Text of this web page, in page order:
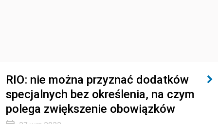
RIO: nie można przyznać dodatków
specjalnych bez określenia, na czym
polega zwiększenie obowiązków